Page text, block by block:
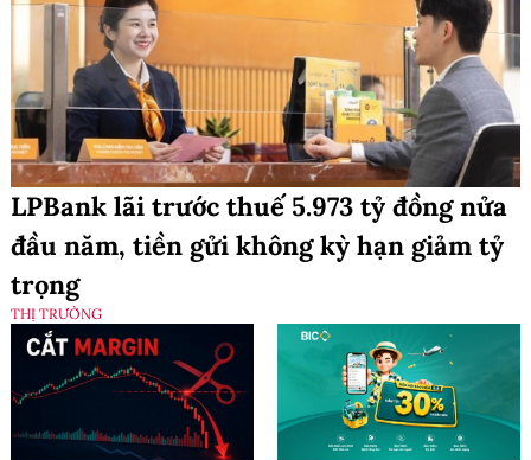
LPBank lãi trước thuế 5.973 tỷ đồng nửa
đầu năm, tiền gửi không kỳ hạn giảm tỷ
trọng
THỊ TRƯỜNG